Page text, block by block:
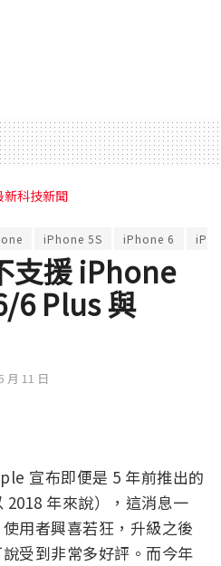
新科技新聞
iPhone 5S iPhone 6
支援 iPhone
6 Plus 與
月 11 日
宣布即便是 5 年前推出的
年來說），這消息一
用者興喜若狂，升級之後
受到非常多好評。而今年